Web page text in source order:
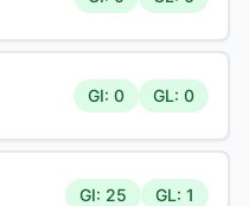
GI: 0 GL: 0
GI: 25 GL: 1